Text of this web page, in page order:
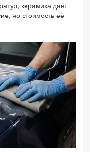
керамика даёт
но стоимость её